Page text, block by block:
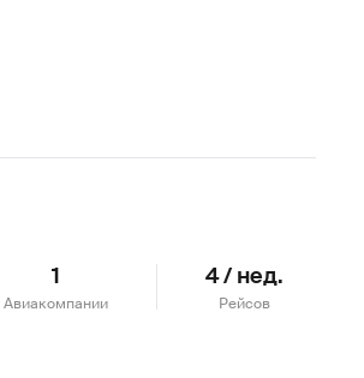
1
Авиакомпании
4 / нед.
Рейсов